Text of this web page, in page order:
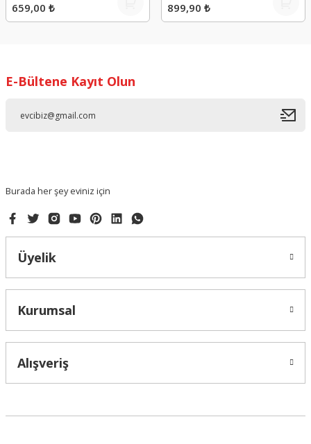
659,00 ₺ 899,90 ₺
E-Bültene Kayıt Olun
Burada her şey eviniz için
Üyelik
Kurumsal
Alışveriş